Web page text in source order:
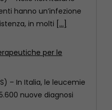
– In Italia, le leucemie
nuove diagnosi